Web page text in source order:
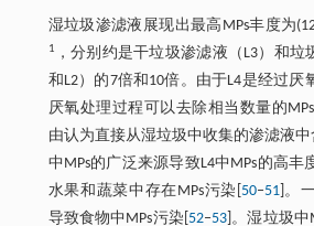
湿垃圾渗滤液展现出最高MPs丰度为
1
，分别约是干垃圾渗滤液（L3）和垃
和L2）的7倍和10倍。由于L4是经过厌
厌氧处理过程可以去除相当数量的MPs [
由认为直接从湿垃圾中收集的渗滤液中
中MPs的广泛来源导致L4中MPs的高丰
水果和蔬菜中存在MPs污染[ 50‒51]。
导致食物中MPs污染[ 52‒53 ]。湿垃圾